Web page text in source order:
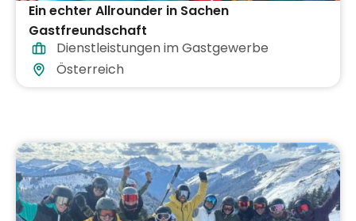
Ein echter Allrounder in Sachen
Gastfreundschaft
Dienstleistungen im Gastgewerbe
Österreich